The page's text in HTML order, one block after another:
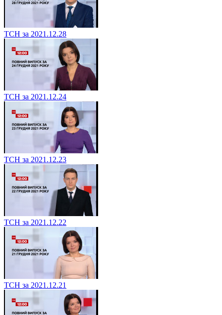
ТСН за 2021.12.28
ТСН за 2021.12.24
ТСН за 2021.12.23
ТСН за 2021.12.22
ТСН за 2021.12.21